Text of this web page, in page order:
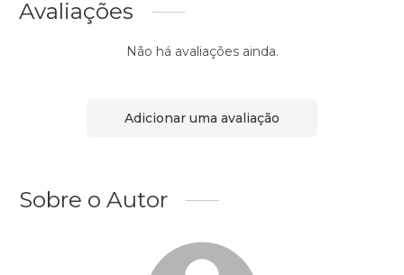
Avaliações
Não há avaliações ainda.
Adicionar uma avaliação
Sobre o Autor